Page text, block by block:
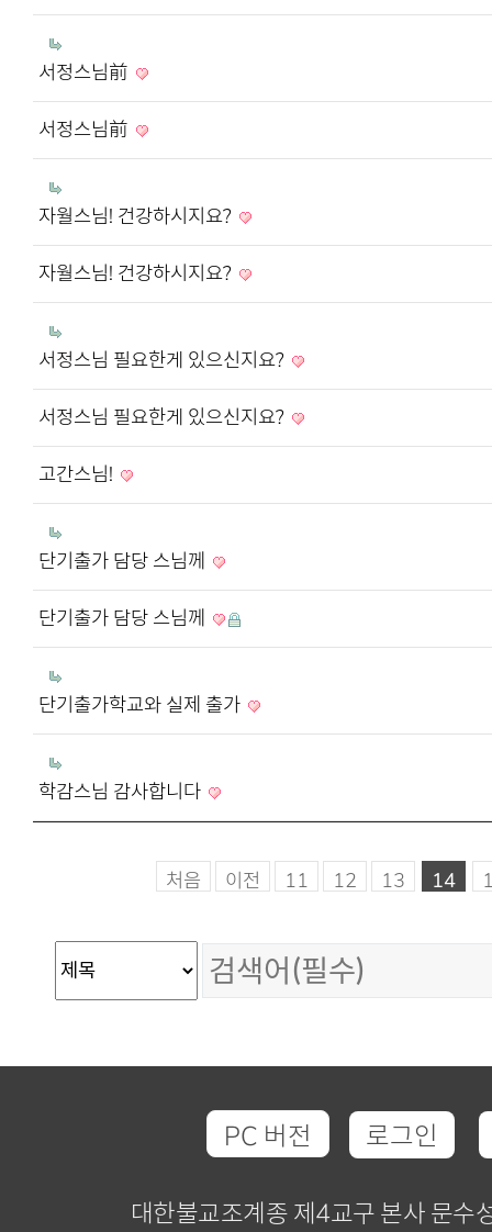
서정스님前
서정스님前
자월스님! 건강하시지요?
자월스님! 건강하시지요?
서정스님 필요한게 있으신지요?
서정스님 필요한게 있으신지요?
고간스님!
단기출가 담당 스님께
단기출가 담당 스님께
단기출가학교와 실제 출가
학감스님 감사합니다
처음 이전 11 12 13 14
PC 버전 로그인
대한불교조계종 제4교구 본사 문수